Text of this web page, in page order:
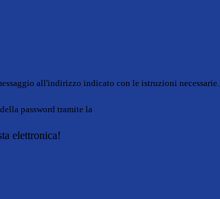
all'indirizzo indicato con le istruzioni necessarie.
password tramite la
elettronica!